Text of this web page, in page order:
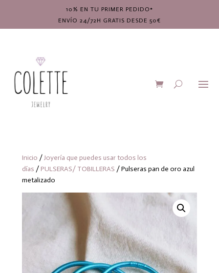
10% EN TU PRIMER PEDIDO*
ENVÍO 24/72H GRATIS DESDE 50€
Inicio /Joyería que puedes usar todos los
días / PULSERAS/ TOBILLERAS / Pulseras pan de oro azul
metalizado